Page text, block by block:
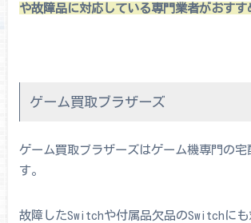
や故障品に対応している専門業者がおすす
ゲーム買取ブラザーズ
ゲーム買取ブラザーズはゲーム機専門の宅
す。
故障したSwitchや付属品欠品のSwitchにも